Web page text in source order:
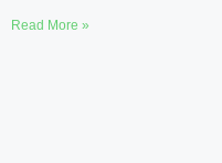
Read More »